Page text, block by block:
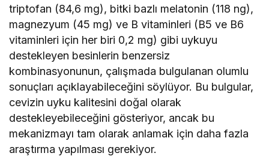
triptofan (84,6 mg), bitki bazlı melatonin (118 ng),
magnezyum (45 mg) ve B vitaminleri (B5 ve B6
vitaminleri için her biri 0,2 mg) gibi uykuyu
destekleyen besinlerin benzersiz
kombinasyonunun, çalışmada bulgulanan olumlu
sonuçları açıklayabileceğini söylüyor. Bu bulgular,
cevizin uyku kalitesini doğal olarak
destekleyebileceğini gösteriyor, ancak bu
mekanizmayı tam olarak anlamak için daha fazla
araştırma yapılması gerekiyor.